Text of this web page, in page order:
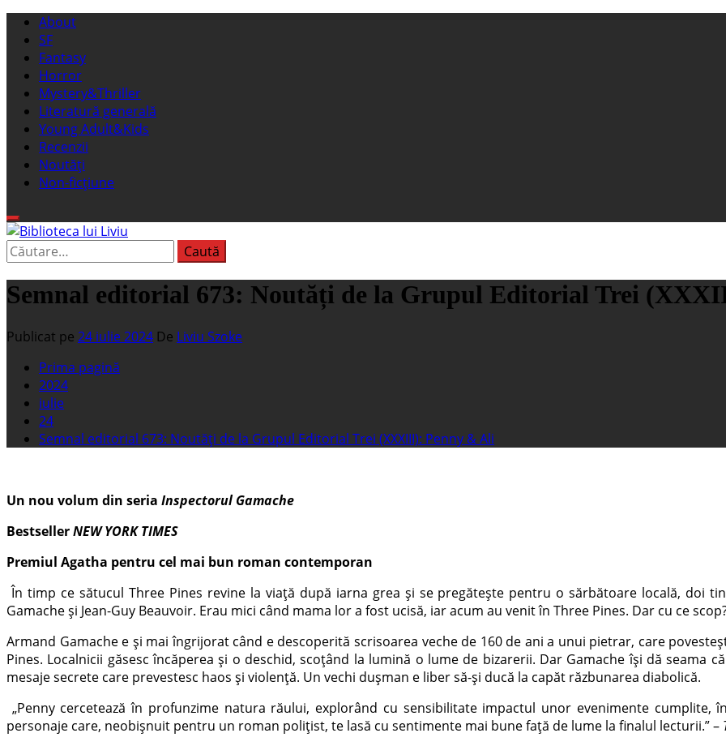
Sari
conținut
Meniu
principal
About
SF
Fantasy
Horror
Mystery&Thriller
Literatură generală
Young Adult&Kids
Recenzii
Noutăți
Non-ficțiune
Biblioteca lui Liviu
Fostul blog FanSF
Caută
după:
Semnal editorial 673: Noutăți de la Grupul Editorial Trei
Publicat pe 24 iulie 2024 De Liviu Szoke
Prima pagină
2024
iulie
24
Semnal editorial 673: Noutăți de la Grupul Editorial Trei (XXXIII): Penny & Ali
Un nou volum din seria Inspectorul Gamache
BestsellerNEW YORK TIMES
Premiul Agatha pentru cel mai bun roman contemporan
În timp ce sătucul Three Pines revine la viață după iarna grea și se pregătește pentru o sărbătoare locală, doi
Gamache și Jean-Guy Beauvoir. Erau mici când mama lor a fost ucisă, iar acum au venit în Three Pines. Dar cu ce
Armand Gamache e și mai îngrijorat când e descoperită scri­soarea veche de 160 de ani a unui pietrar, care
Pines. Localnicii găsesc încăperea și o deschid, scoțând la lumină o lume de bizarerii. Dar Gamache își dă seama
mesaje secrete care prevestesc haos și violență. Un vechi dușman e liber să-și ducă la capăt răzbunarea diabolică.
„Penny cercetează în profunzime natura răului, explorând cu sensibilitate impactul unor evenimente
personaje care, neobișnuit pentru un roman polițist, te lasă cu sentimente mai bune față de lume la finalul lecturii.” –